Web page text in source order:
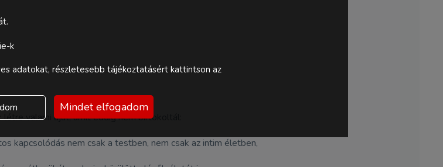
valami újat, amit eddig nem birtokoltál:
kapcsolódás nem csak a testben, nem csak az intim életben,
k
adatokat, részletesebb tájékoztatásért kattintson az
Mindet elfogadom